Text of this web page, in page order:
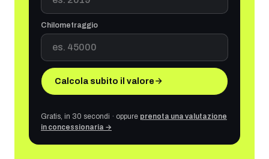
Chilometraggio
Calcola subito il valore
Gratis, in 30 secondi · oppure prenota una valutazione
in concessionaria →